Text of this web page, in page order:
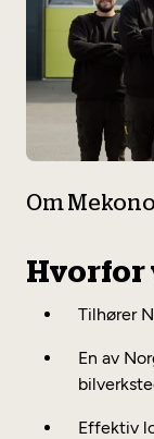
Om
Hvorfor
Tilhører
En av
Effektiv